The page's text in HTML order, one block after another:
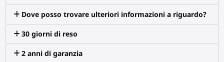
Dove posso trovare ulteriori informazioni a riguardo?
30 giorni di reso
2 anni di garanzia